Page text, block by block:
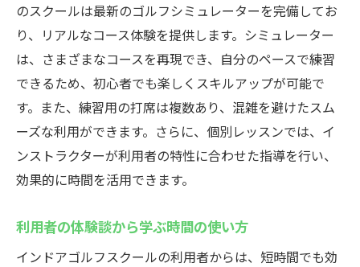
のスクールは最新のゴルフシミュレーターを完備してお
り、リアルなコース体験を提供します。シミュレーター
は、さまざまなコースを再現でき、自分のペースで練習
できるため、初心者でも楽しくスキルアップが可能で
す。また、練習用の打席は複数あり、混雑を避けたスム
ーズな利用ができます。さらに、個別レッスンでは、イ
ンストラクターが利用者の特性に合わせた指導を行い、
効果的に時間を活用できます。
利用者の体験談から学ぶ時間の使い方
インドアゴルフスクールの利用者からは、短時間でも効